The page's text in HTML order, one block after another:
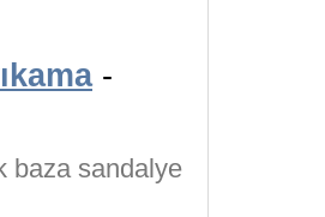
-
baza sandalye